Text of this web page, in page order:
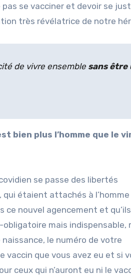
se vacciner et devoir se
très révélatrice de notre
de vivre ensemble sans être
bien plus l’homme que le
se passe des libertés
qui étaient attachés à l’homme
ce nouvel agencement et
mais indispensable,
le numéro de votre
vaccin que vous avez eu et si
ceux qui n’auront eu ni le